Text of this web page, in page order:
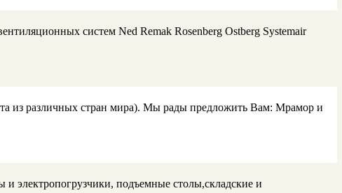
систем Ned Remak Rosenberg Ostberg Systemair
из различных стран мира). Мы рады предложить Вам: Мрамор и
электропогрузчики, подъемные столы,складские и